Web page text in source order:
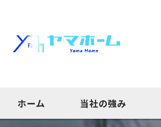
ホーム 当社の強み